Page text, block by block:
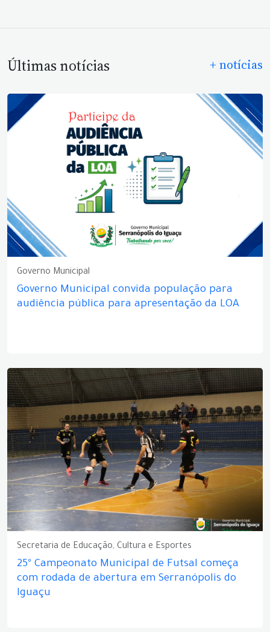
Últimas notícias + notícias
Governo Municipal
Governo Municipal convida população para
audiência pública para apresentação da LOA
Secretaria de Educação, Cultura e Esportes
25º Campeonato Municipal de Futsal começa
com rodada de abertura em Serranópolis do
Iguaçu